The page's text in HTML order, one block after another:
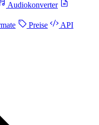
Audiokonverter
Preise
API